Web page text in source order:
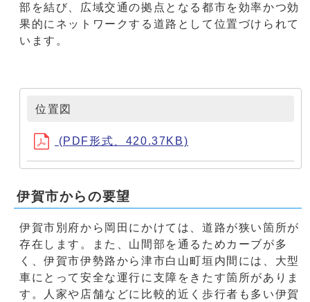
部を結び、広域交通の拠点となる都市を効率かつ効
果的にネットワークする道路として位置づけられて
います。
位置図
(PDF形式、420.37KB)
伊賀市からの要望
伊賀市別府から岡田にかけては、道路が狭い箇所が
存在します。また、山間部を通るためカーブが多
く、伊賀市伊勢路から津市白山町垣内間には、大型
車にとって安全な運行に支障をきたす箇所がありま
す。人家や店舗などに比較的近く歩行者も多い伊賀